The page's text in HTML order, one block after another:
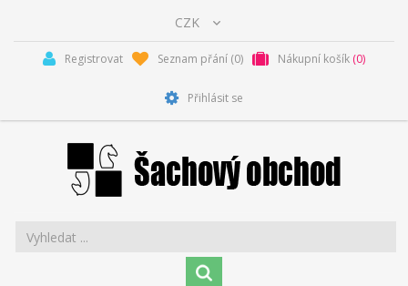
Registrovat Seznam přání (0) Nákupní košík (0)
Přihlásit se